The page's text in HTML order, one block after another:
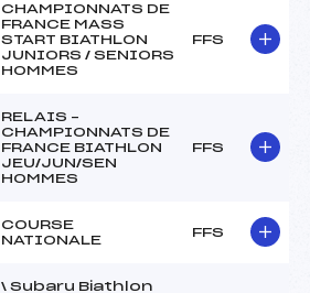
CHAMPIONNATS DE
FRANCE MASS
START BIATHLON
JUNIORS / SENIORS
HOMMES
FFS
RELAIS –
CHAMPIONNATS DE
FRANCE BIATHLON
JEU/JUN/SEN
HOMMES
FFS
COURSE
NATIONALE
FFS
\ Subaru Biathlon